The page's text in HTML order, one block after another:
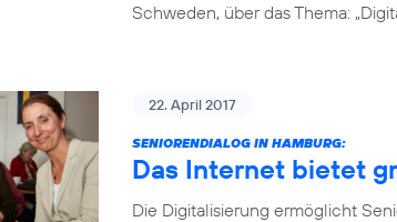
Schweden, über das Thema:
22. April 2017
SENIORENDIALOG IN HAMBURG:
Das Internet bietet
Die Digitalisierung ermöglicht